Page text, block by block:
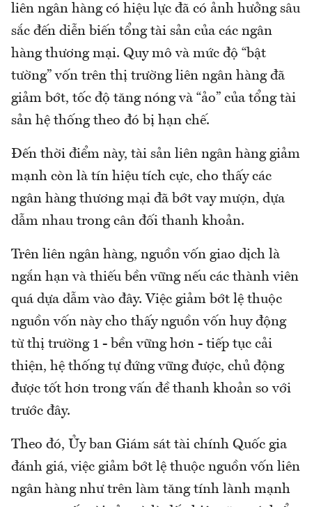
liên ngân hàng có hiệu lực đã có ảnh hưởng sâu
sắc đến diễn biến tổng tài sản của các ngân
hàng thương mại. Quy mô và mức độ “bật
tường” vốn trên thị trường liên ngân hàng đã
giảm bớt, tốc độ tăng nóng và “ảo” của tổng tài
sản hệ thống theo đó bị hạn chế.
Đến thời điểm này, tài sản liên ngân hàng giảm
mạnh còn là tín hiệu tích cực, cho thấy các
ngân hàng thương mại đã bớt vay mượn, dựa
dẫm nhau trong cân đối thanh khoản.
Trên liên ngân hàng, nguồn vốn giao dịch là
ngắn hạn và thiếu bền vững nếu các thành viên
quá dựa dẫm vào đây. Việc giảm bớt lệ thuộc
nguồn vốn này cho thấy nguồn vốn huy động
từ thị trường 1 - bền vững hơn - tiếp tục cải
thiện, hệ thống tự đứng vững được, chủ động
được tốt hơn trong vấn đề thanh khoản so với
trước đây.
Theo đó, Ủy ban Giám sát tài chính Quốc gia
đánh giá, việc giảm bớt lệ thuộc nguồn vốn liên
ngân hàng như trên làm tăng tính lành mạnh